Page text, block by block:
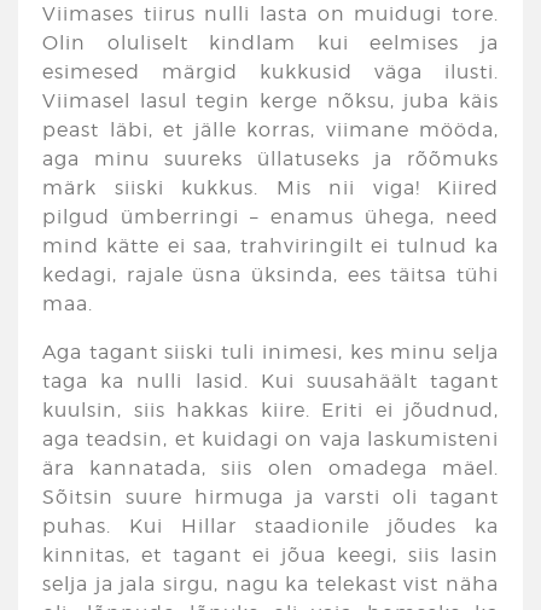
Viimases tiirus nulli lasta on muidugi tore.
Olin oluliselt kindlam kui eelmises ja
esimesed märgid kukkusid väga ilusti.
Viimasel lasul tegin kerge nõksu, juba käis
peast läbi, et jälle korras, viimane mööda,
aga minu suureks üllatuseks ja rõõmuks
märk siiski kukkus. Mis nii viga! Kiired
pilgud ümberringi – enamus ühega, need
mind kätte ei saa, trahviringilt ei tulnud ka
kedagi, rajale üsna üksinda, ees täitsa tühi
maa.
Aga tagant siiski tuli inimesi, kes minu selja
taga ka nulli lasid. Kui suusahäält tagant
kuulsin, siis hakkas kiire. Eriti ei jõudnud,
aga teadsin, et kuidagi on vaja laskumisteni
ära kannatada, siis olen omadega mäel.
Sõitsin suure hirmuga ja varsti oli tagant
puhas. Kui Hillar staadionile jõudes ka
kinnitas, et tagant ei jõua keegi, siis lasin
selja ja jala sirgu, nagu ka telekast vist näha